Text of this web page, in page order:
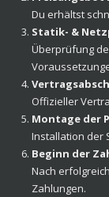
Du erhältst
Statik- &
Überprüfung
Offizieller
Montage der
Installation der
Beginn der
Nach
Zahlungen.